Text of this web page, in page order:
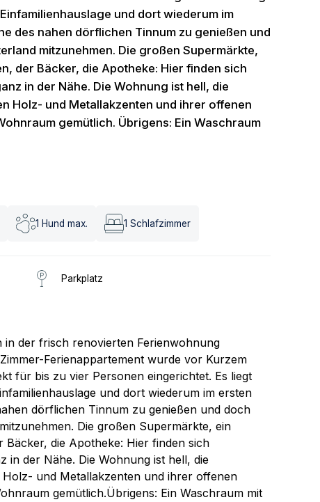
und dort wiederum im
des nahen dörflichen Tinnum zu genießen und
mitzunehmen. Die großen Supermärkte,
der Bäcker, die Apotheke: Hier finden sich
in der Nähe. Die Wohnung ist hell, die
Holz- und Metallakzenten und ihrer offenen
gemütlich. Übrigens: Ein Waschraum
1 Hund max. 1 Schlafzimmer
Parkplatz
der frisch renovierten Ferienwohnung
Ferienappartement wurde vor Kurzem
für bis zu vier Personen eingerichtet. Es liegt
und dort wiederum im ersten
dörflichen Tinnum zu genießen und doch
Die großen Supermärkte, ein
Bäcker, die Apotheke: Hier finden sich
in der Nähe. Die Wohnung ist hell, die
und Metallakzenten und ihrer offenen
gemütlich.Übrigens: Ein Waschraum mit